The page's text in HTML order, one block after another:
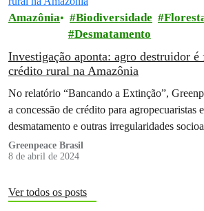
Amazônia Biodiversidade
Desmatamento
Investigação aponta: agro destruidor
crédito rural na Amazônia
No relatório “Bancando a Extinção”,
a concessão de crédito para agropecuaristas
desmatamento e outras irregularidades
Amazônia
Greenpeace Brasil
8 de abril de 2024
Ver todos os posts